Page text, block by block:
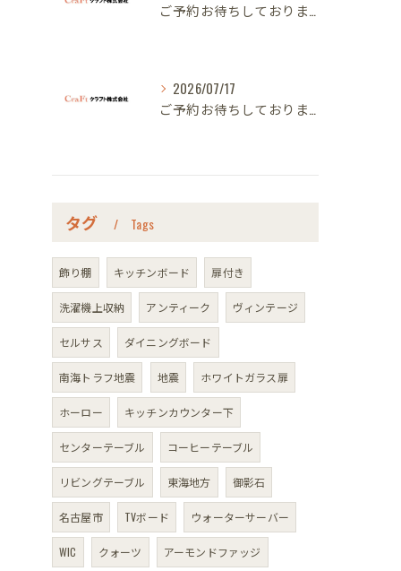
ご予約お待ちしております｜名古屋のオーダー家具ならクラフト
2026/07/17
ご予約お待ちしております｜名古屋のオーダー家具ならクラフト
タグ Tags
飾り棚 キッチンボード 扉付き
洗濯機上収納 アンティーク ヴィンテージ
セルサス ダイニングボード
南海トラフ地震 地震 ホワイトガラス扉
ホーロー キッチンカウンター下
センターテーブル コーヒーテーブル
リビングテーブル 東海地方 御影石
名古屋市 TVボード ウォーターサーバー
WIC クォーツ アーモンドファッジ